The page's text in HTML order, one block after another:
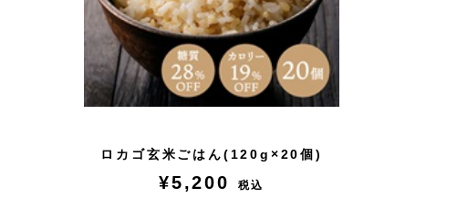
ロカゴ玄米ごはん(120g×20個)
¥5,200 税込